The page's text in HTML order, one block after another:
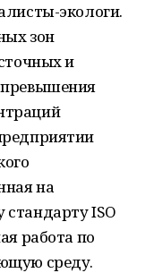
экологи.
зон
и
на
ISO
работа по
среду.